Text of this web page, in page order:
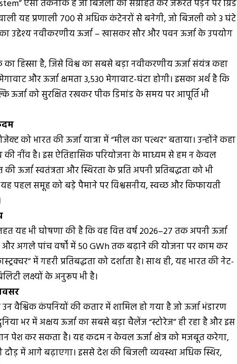
ऐसी तकनीक है जो बिजली को संग्रहित कर जरूरत पड़ने पर ग्रिड
यह प्रणाली 700 से अधिक कंटेनरों से बनेगी, जो बिजली को 3 घंटे
उद्देश्य नवीकरणीय ऊर्जा – खासकर सौर और पवन ऊर्जा के उपयोग
का हिस्सा है, जिसे विश्व का सबसे बड़ा नवीकरणीय ऊर्जा संयंत्र कहा
और ऊर्जा क्षमता 3,530 मेगावाट-घंटा होगी। इसका अर्थ है कि
ऊर्जा को सुरक्षित रखकर पीक डिमांड के समय पर आपूर्ति भी
को भारत की ऊर्जा यात्रा में “मील का पत्थर” बताया। उन्होंने कहा
की नींव है। इस ऐतिहासिक परियोजना के माध्यम से हम न केवल
ऊर्जा स्वतंत्रता और स्थिरता के प्रति अपनी प्रतिबद्धता को भी
पहल समूह को बड़े पैमाने पर विश्वसनीय, स्वच्छ और किफायती
यह भी घोषणा की है कि वह वित्त वर्ष 2026–27 तक अपनी ऊर्जा
और अगले पांच वर्षों में 50 GWh तक बढ़ाने की योजना पर काम कर
में गहरी प्रतिबद्धता को दर्शाता है। साथ ही, यह भारत की नेट-
लक्ष्यों के अनुरूप भी है।
वैश्विक कंपनियों की कतार में शामिल हो गया है जो ऊर्जा भंडारण
भर में अक्षय ऊर्जा का सबसे बड़ा चैलेंज “स्टोरेज” ही रहा है और इस
पेश कर सकता है। यह कदम न केवल ऊर्जा क्षेत्र को मजबूत करेगा,
दौड़ में आगे बढ़ाएगा। इससे देश की बिजली व्यवस्था अधिक स्थिर,